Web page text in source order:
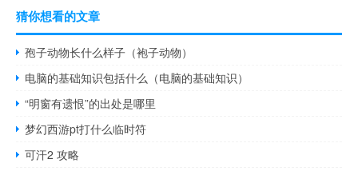
猜你想看的文章
孢子动物长什么样子（袍子动物）
电脑的基础知识包括什么（电脑的基础知识）
“明窗有遗恨”的出处是哪里
梦幻西游pt打什么临时符
可汗2 攻略